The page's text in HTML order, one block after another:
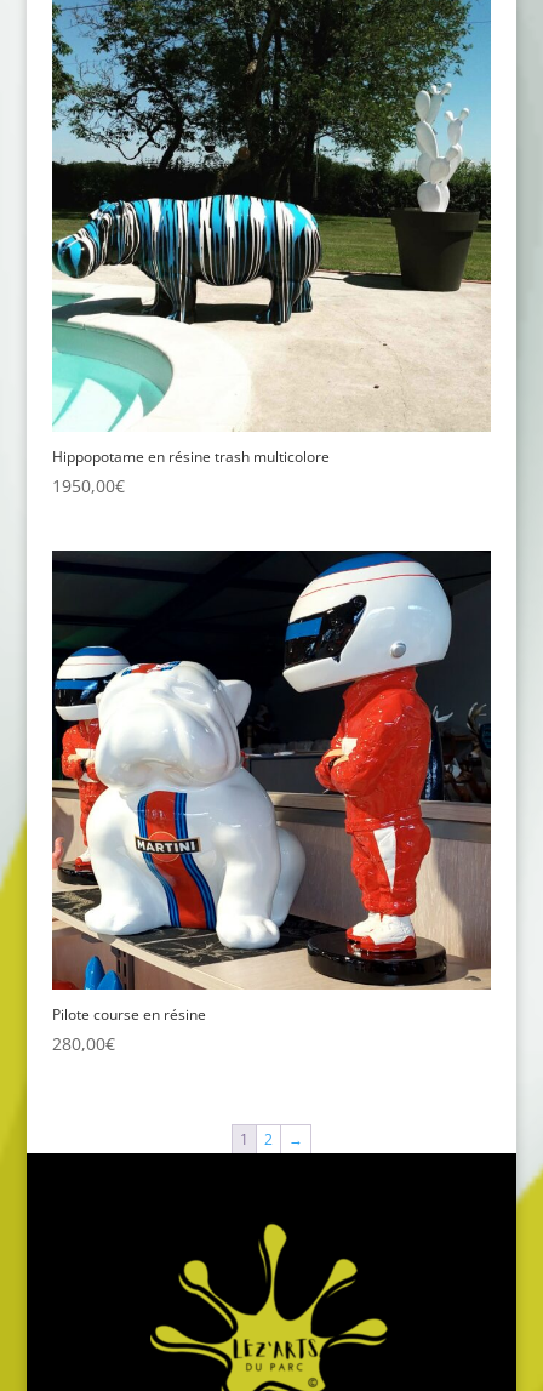
Hippopotame en résine trash multicolore
1950,00€
Pilote course en résine
280,00€
1 2 →